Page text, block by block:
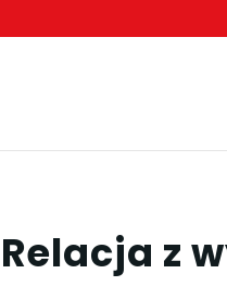
Relacja z